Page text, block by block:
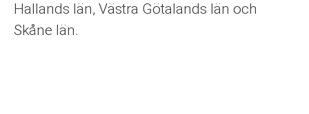
Hallands län, Västra Götalands län och
Skåne län.